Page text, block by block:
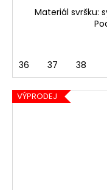
Materiál svršku:
36 37 38
VÝPRODEJ